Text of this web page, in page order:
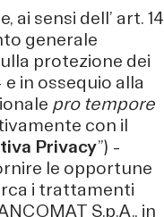
ai sensi dell’ art. 14
generale
protezione dei
e in ossequio alla
pro tempore
con il
Privacy”) –
le opportune
i trattamenti
S.p.A., in